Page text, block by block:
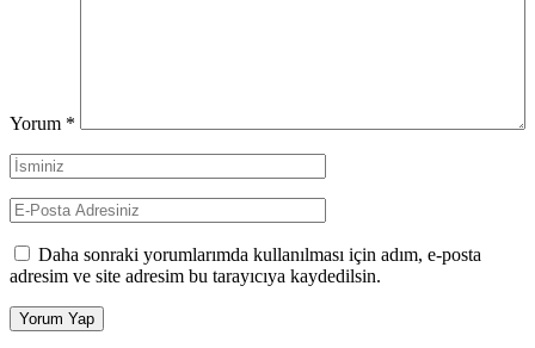
Yorum *
Daha sonraki yorumlarımda kullanılması için adım, e-posta
adresim ve site adresim bu tarayıcıya kaydedilsin.